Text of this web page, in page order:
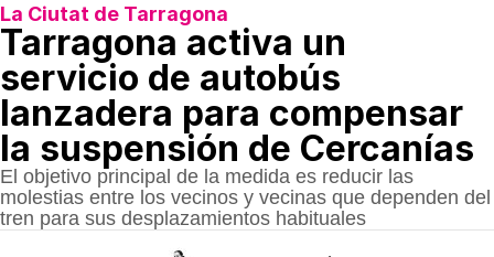
La Ciutat de Tarragona
Tarragona activa un
servicio de autobús
lanzadera para compensar
la suspensión de Cercanías
El objetivo principal de la medida es reducir las
molestias entre los vecinos y vecinas que dependen del
tren para sus desplazamientos habituales